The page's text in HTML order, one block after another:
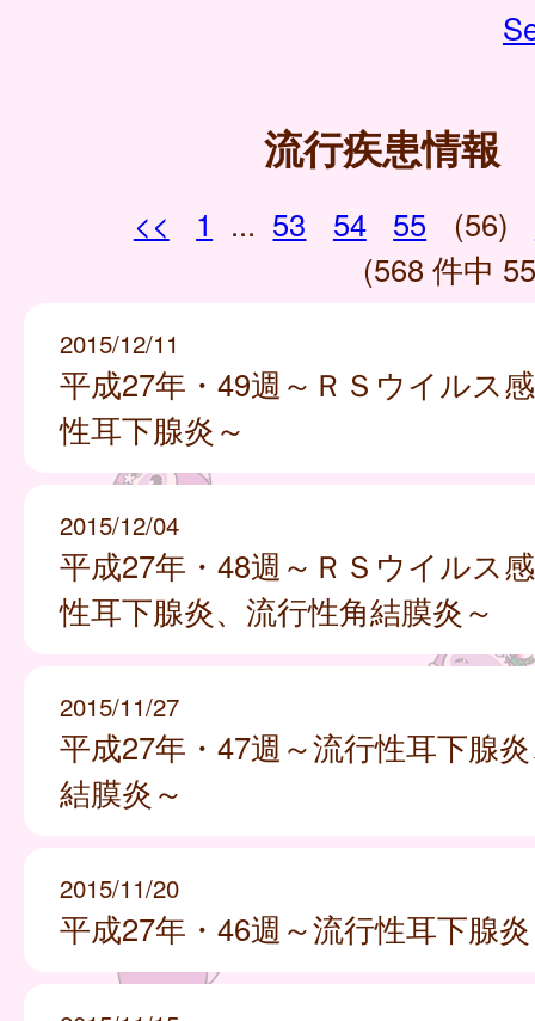
流行疾患情報
<< 1 ... 53 54 55 (56)
(568 件中
2015/12/11
平成27年・49週～ＲＳウイルス
性耳下腺炎～
2015/12/04
平成27年・48週～ＲＳウイルス
性耳下腺炎、流行性角結膜炎～
2015/11/27
平成27年・47週～流行性耳下腺
結膜炎～
2015/11/20
平成27年・46週～流行性耳下腺